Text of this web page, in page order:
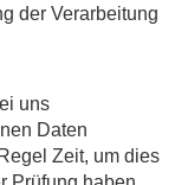
der Verarbeitung
uns
Daten
Zeit, um dies